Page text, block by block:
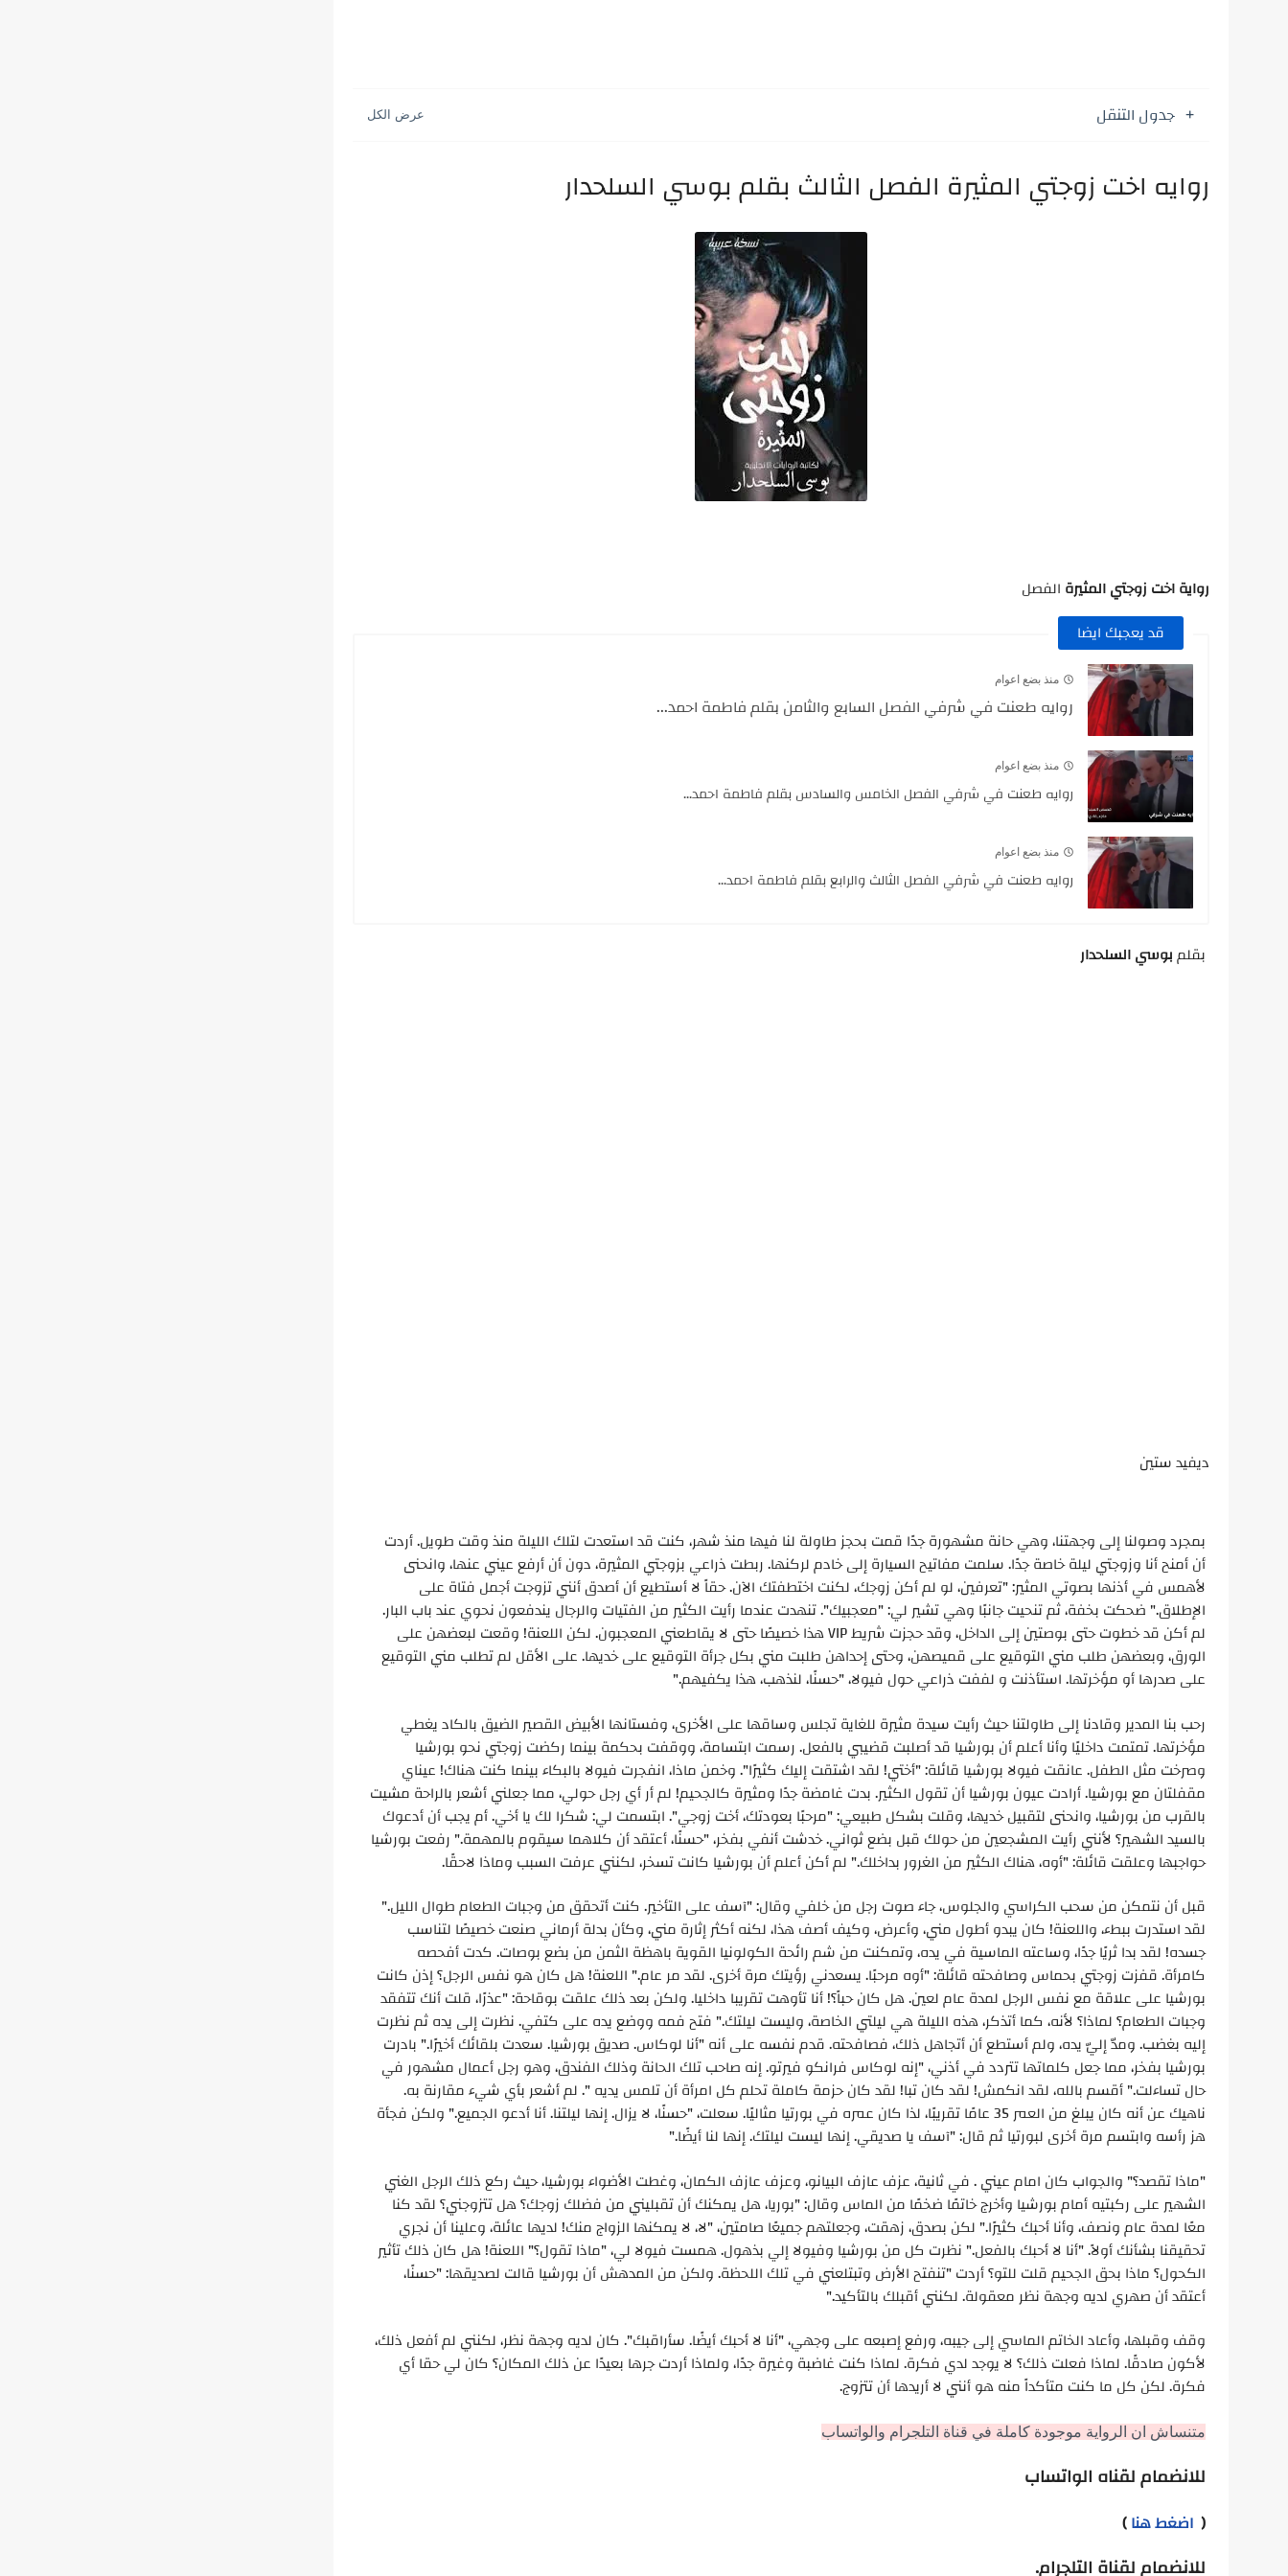
جدول التنقل
روايه اخت زوجتي المثيرة الفصل الثالث بقلم بوسي السلحدار
رواية اخت زوجتي المثيرة الفصل
قد يعجبك ايضا
منذ بضع اعوام
روايه طعنت في شرفي الفصل السابع والثامن بقلم فاطمة احمد...
منذ بضع اعوام
روايه طعنت في شرفي الفصل الخامس والسادس بقلم فاطمة احمد...
منذ بضع اعوام
روايه طعنت في شرفي الفصل الثالث والرابع بقلم فاطمة احمد...
بقلمبوسي السلحدار
ديفيد ستين
بمجرد وصولنا إلى وجهتنا، وهي حانة مشهورة جدًا قمت بحجز طاولة لنا فيها منذ شهر، كنت قد استعدت لتلك الليلة منذ وقت طويل. أردت
أن أمنح أنا وزوجتي ليلة خاصة جدًا. سلمت مفاتيح السيارة إلى خادم لركنها. ربطت ذراعي بزوجتي المثيرة، دون أن أرفع عيني عنها، وانحنى
لأهمس في أذنها بصوتي المثير: "تعرفين، لو لم أكن زوجك، لكنت اختطفتك الآن. حقاً لا أستطيع أن أصدق أنني تزوجت أجمل فتاة على
الإطلاق." ضحكت بخفة، ثم تنحيت جانبًا وهي تشير لي: "معجبيك". تنهدت عندما رأيت الكثير من الفتيات والرجال يندفعون نحوي عند باب البار.
لم أكن قد خطوت حتى بوصتين إلى الداخل، وقد حجزت شريط VIP هذا خصيصًا حتى لا يقاطعني المعجبون. لكن اللعنة! وقعت لبعضهن على
الورق، وبعضهن طلب مني التوقيع على قميصهن، وحتى إحداهن طلبت مني بكل جرأة التوقيع على خديها. على الأقل لم تطلب مني التوقيع
على صدرها أو مؤخرتها. استأذنت و لففت ذراعي حول فيولا، "حسنًا، لنذهب، هذا يكفيهم."
رحب بنا المدير وقادنا إلى طاولتنا حيث رأيت سيدة مثيرة للغاية تجلس وساقها على الأخرى، وفستانها الأبيض القصير الضيق بالكاد يغطي
مؤخرتها. تمتمت داخليًا وأنا أعلم أن بورشيا قد أصلبت قضيبي بالفعل. رسمت ابتسامة، ووقفت بحكمة بينما ركضت زوجتي نحو بورشيا
وصرخت مثل الطفل. عانقت فيولا بورشيا قائلة: "أختي! لقد اشتقت إليك كثيرًا". وخمن ماذا، انفجرت فيولا بالبكاء بينما كنت هناك! عيناي
مقفلتان مع بورشيا. أرادت عيون بورشيا أن تقول الكثير. بدت غامضة جدًا ومثيرة كالجحيم! لم أر أي رجل حولي، مما جعلني أشعر بالراحة مشيت
بالقرب من بورشيا، وانحنى لتقبيل خديها، وقلت بشكل طبيعي: "مرحبًا بعودتك، أخت زوجي". ابتسمت لي: شكرا لك يا أخي. أم يجب أن أدعوك
بالسيد الشهير؟ لأنني رأيت المشجعين من حولك قبل بضع ثواني. خدشت أنفي بفخر، "حسنًا، أعتقد أن كلاهما سيقوم بالمهمة." رفعت بورشيا
حواجبها وعلقت قائلة: "أوه، هناك الكثير من الغرور بداخلك." لم أكن أعلم أن بورشيا كانت تسخر، لكنني عرفت السبب وماذا لاحقًا.
قبل أن نتمكن من سحب الكراسي والجلوس، جاء صوت رجل من خلفي وقال: "آسف على التأخير. كنت أتحقق من وجبات الطعام طوال الليل."
لقد استدرت ببطء، واللعنة! كان يبدو أطول مني، وأعرض، وكيف أصف هذا، لكنه أكثر إثارة مني، وكأن بدلة أرماني صنعت خصيصًا لتناسب
جسده! لقد بدا ثريًا جدًا، وساعته الماسية في يده، وتمكنت من شم رائحة الكولونيا القوية باهظة الثمن من بضع بوصات. كدت أفحصه
كامرأة. قفزت زوجتي بحماس وصافحته قائلة: "أوه مرحبًا. يسعدني رؤيتك مرة أخرى. لقد مر عام." اللعنة! هل كان هو نفس الرجل؟ إذن كانت
بورشيا على علاقة مع نفس الرجل لمدة عام لعين. هل كان حباً؟! أنا تأوهت تقريبا داخليا. ولكن بعد ذلك علقت بوقاحة: "عذرًا، قلت أنك تتفقد
وجبات الطعام؟ لماذا؟ لأنه، كما أتذكر، هذه الليلة هي ليلتي الخاصة، وليست ليلتك." فتح فمه ووضع يده على كتفي. نظرت إلى يده ثم نظرت
إليه بغضب. ومدّ إليّ يده، ولم أستطع أن أتجاهل ذلك، فصافحته. قدم نفسه على أنه "أنا لوكاس. صديق بورشيا. سعدت بلقائك أخيرًا." بادرت
بورشيا بفخر، مما جعل كلماتها تتردد في أذني، "إنه لوكاس فرانكو فيرتو. إنه صاحب تلك الحانة وذلك الفندق، وهو رجل أعمال مشهور في
حال تساءلت." أقسم بالله، لقد انكمش! لقد كان تبا! لقد كان حزمة كاملة تحلم كل امرأة أن تلمس يديه ". لم أشعر بأي شيء مقارنة به.
ناهيك عن أنه كان يبلغ من العمر 35 عامًا تقريبًا، لذا كان عمره في بورتيا مثاليًا. سعلت، "حسنًا، لا يزال. إنها ليلتنا. أنا أدعو الجميع." ولكن فجأة
هز رأسه وابتسم مرة أخرى لبورتيا ثم قال: "آسف يا صديقي. إنها ليست ليلتك. إنها لنا أيضًا."
"ماذا تقصد؟" والجواب كان امام عيني . في ثانية، عزف عازف البيانو، وعزف عازف الكمان، وغطت الأضواء بورشيا، حيث ركع ذلك الرجل الغني
الشهير على ركبتيه أمام بورشيا وأخرج خاتمًا ضخمًا من الماس وقال: "بوريا، هل يمكنك أن تقبليني من فضلك زوجك؟ هل تتزوجني؟ لقد كنا
معًا لمدة عام ونصف، وأنا أحبك كثيرًا." لكن بصدق، زهقت، وجعلتهم جميعًا صامتين، "لا، لا يمكنها الزواج منك! لديها عائلة، وعلينا أن نجري
تحقيقنا بشأنك أولاً. "أنا لا أحبك بالفعل." نظرت كل من بورشيا وفيولا إلي بذهول. همست فيولا لي، "ماذا تقول؟" اللعنة! هل كان ذلك تأثير
الكحول؟ ماذا بحق الجحيم قلت للتو؟ أردت "تنفتح الأرض وتبتلعني في تلك اللحظة. ولكن من المدهش أن بورشيا قالت لصديقها: "حسنًا،
أعتقد أن صهري لديه وجهة نظر معقولة. لكنني أقبلك بالتأكيد."
وقف وقبلها، وأعاد الخاتم الماسي إلى جيبه، ورفع إصبعه على وجهي، "أنا لا أحبك أيضًا. سأراقبك". كان لديه وجهة نظر، لكنني لم أفعل ذلك،
لأكون صادقًا. لماذا فعلت ذلك؟ لا يوجد لدي فكرة. لماذا كنت غاضبة وغيرة جدًا، ولماذا أردت جرها بعيدًا عن ذلك المكان؟ كان لي حقا أي
فكرة. لكن كل ما كنت متأكداً منه هو أنني لا أريدها أن تتزوج.
متنساش ان الرواية موجودة كاملة في قناة التلجرام والواتساب
للانضمام لقناه الواتساب
( اضغط هنا)
للانضمام لقناة التلجرام.